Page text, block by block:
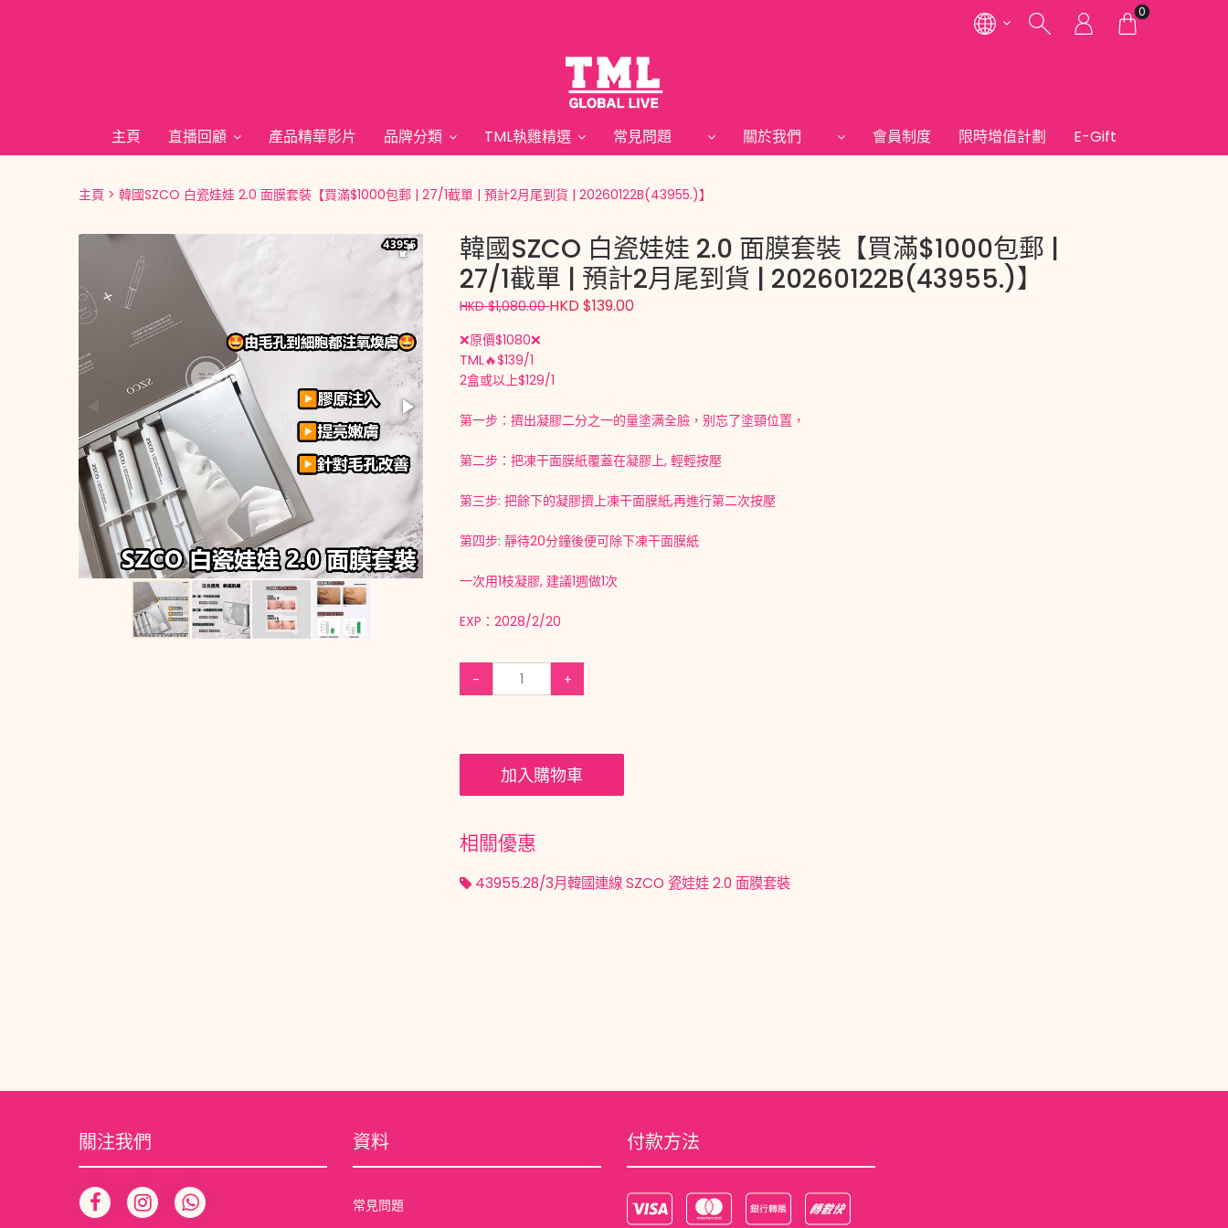
0
主頁 直播回顧 產品精華影片 品牌分類 TML執雞精選 常見問題 關於我們 會員制度 限時增值計劃 E-Gift
主頁 韓國SZCO 白瓷娃娃 2.0 面膜套裝【買滿$1000包郵 | 27/1截單 | 預計2月尾到貨 | 20260122B(43955.)】
韓國SZCO 白瓷娃娃 2.0 面膜套裝【買滿$1000包郵 |
27/1截單 | 預計2月尾到貨 | 20260122B(43955.)】
HKD $1,080.00HKD $139.00
❌原價$1080❌
TML🔥$139/1
2盒或以上$129/1
第一步：擠出凝膠二分之一的量塗满全臉，别忘了塗頸位置，
第二步：把凍干面膜紙覆蓋在凝膠上, 輕輕按壓
第三步: 把餘下的凝膠擠上凍干面膜紙,再進行第二次按壓
第四步: 靜待20分鐘後便可除下凍干面膜紙
一次用1枝凝膠, 建議1週做1次
EXP：2028/2/20
- +
加入購物車
相關優惠
43955.28/3月韓國連線 SZCO 瓷娃娃 2.0 面膜套裝
關注我們 資料
常見問題
付款方法